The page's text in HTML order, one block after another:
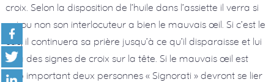
croix. Selon la disposition de l’huile dans l’assiette il verra si
oui ou non son interlocuteur a bien le mauvais œil. Si c’est le
cas, il continuera sa prière jusqu’à ce qu’il disparaisse et lui
fera des signes de croix sur la tête. Si le mauvais œil est
trop important deux personnes « Signorati » devront se lier